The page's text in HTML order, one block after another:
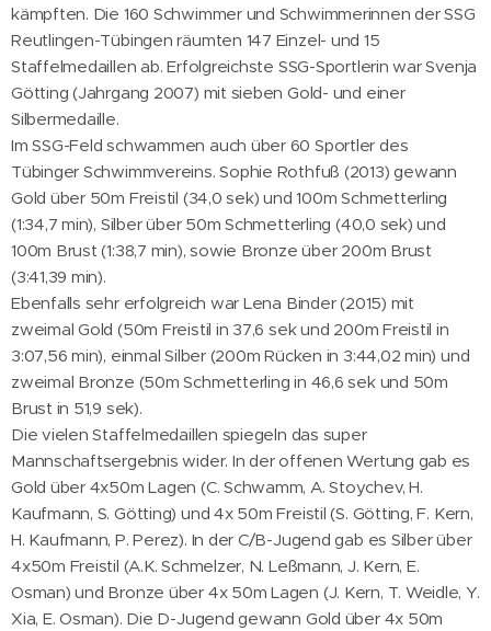
kämpften. Die 160 Schwimmer und Schwimmerinnen der SSG
Reutlingen-Tübingen räumten 147 Einzel- und 15
Staffelmedaillen ab. Erfolgreichste SSG-Sportlerin war Svenja
Götting (Jahrgang 2007) mit sieben Gold- und einer
Silbermedaille.
Im SSG-Feld schwammen auch über 60 Sportler des
Tübinger Schwimmvereins. Sophie Rothfuß (2013) gewann
Gold über 50m Freistil (34,0 sek) und 100m Schmetterling
(1:34,7 min), Silber über 50m Schmetterling (40,0 sek) und
100m Brust (1:38,7 min), sowie Bronze über 200m Brust
(3:41,39 min).
Ebenfalls sehr erfolgreich war Lena Binder (2015) mit
zweimal Gold (50m Freistil in 37,6 sek und 200m Freistil in
3:07,56 min), einmal Silber (200m Rücken in 3:44,02 min) und
zweimal Bronze (50m Schmetterling in 46,6 sek und 50m
Brust in 51,9 sek).
Die vielen Staffelmedaillen spiegeln das super
Mannschaftsergebnis wider. In der offenen Wertung gab es
Gold über 4x50m Lagen (C. Schwamm, A. Stoychev, H.
Kaufmann, S. Götting) und 4x 50m Freistil (S. Götting, F. Kern,
H. Kaufmann, P. Perez). In der C/B-Jugend gab es Silber über
4x50m Freistil (A.K. Schmelzer, N. Leßmann, J. Kern, E.
Osman) und Bronze über 4x 50m Lagen (J. Kern, T. Weidle, Y.
Xia, E. Osman). Die D-Jugend gewann Gold über 4x 50m